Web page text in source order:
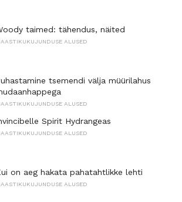
taimed: tähendus, näited
ALUSED
tsemendi välja müürilahus
ALUSED
Spirit Hydrangeas
ALUSED
on aeg hakata pahatahtlikke lehti
ALUSED